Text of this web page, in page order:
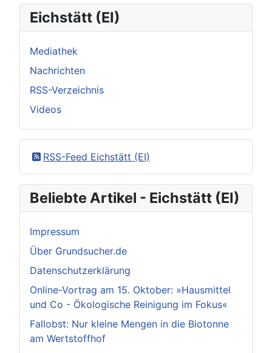
Eichstätt (EI)
Mediathek
Nachrichten
RSS-Verzeichnis
Videos
RSS-Feed Eichstätt (EI)
Beliebte Artikel - Eichstätt (EI)
Impressum
Über Grundsucher.de
Datenschutzerklärung
Online-Vortrag am 15. Oktober: »Hausmittel
und Co - Ökologische Reinigung im Fokus«
Fallobst: Nur kleine Mengen in die Biotonne
am Wertstoffhof